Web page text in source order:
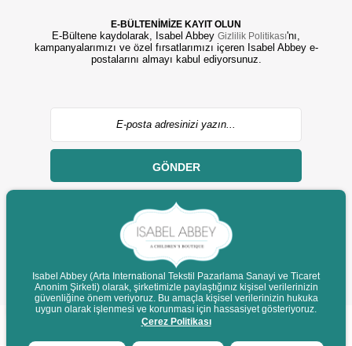
E-BÜLTENİMİZE KAYIT OLUN
E-Bültene kaydolarak, Isabel Abbey Gizlilik Politikası'nı,
kampanyalarımızı ve özel fırsatlarımızı içeren Isabel Abbey e-
postalarını almayı kabul ediyorsunuz.
GÖNDER
© 2022 isabelabbey.com - Tüm Hakları Saklıdır.
Destek
Isabel Abbey (Arta International Tekstil Pazarlama Sanayi ve Ticaret
Anonim Şirketi) olarak, şirketimizle paylaştığınız kişisel verilerinizin
güvenliğine önem veriyoruz. Bu amaçla kişisel verilerinizin hukuka
uygun olarak işlenmesi ve korunması için hassasiyet gösteriyoruz.
Çerez Politikası